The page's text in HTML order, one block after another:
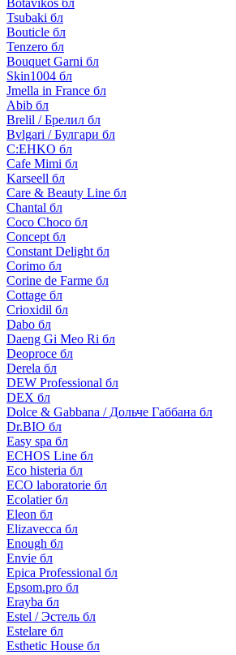
Botavikos бл
Tsubaki бл
Bouticle бл
Tenzero бл
Bouquet Garni бл
Skin1004 бл
Jmella in France бл
Abib бл
Brelil / Брелил бл
Bvlgari / Булгари бл
C:EHKO бл
Cafe Mimi бл
Karseell бл
Care & Beauty Line бл
Chantal бл
Coco Choco бл
Concept бл
Constant Delight бл
Corimo бл
Corine de Farme бл
Cottage бл
Crioxidil бл
Dabo бл
Daeng Gi Meo Ri бл
Deoproce бл
Derela бл
DEW Professional бл
DEX бл
Dolce & Gabbana / Дольче Габбана бл
Dr.BIO бл
Easy spa бл
ECHOS Line бл
Eco histeria бл
ECO laboratorie бл
Ecolatier бл
Eleon бл
Elizavecca бл
Enough бл
Envie бл
Epica Professional бл
Epsom.pro бл
Erayba бл
Estel / Эстель бл
Estelare бл
Esthetic House бл